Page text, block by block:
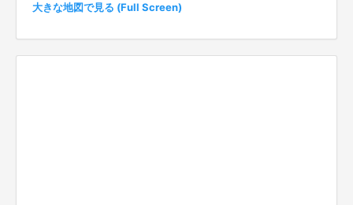
大きな地図で見る (Full Screen)